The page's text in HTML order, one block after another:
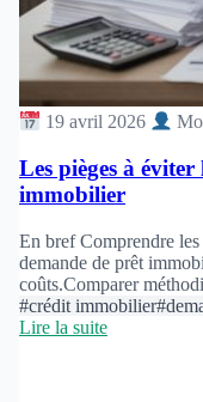
19 avril 2026
Les pièges à
immobilier
En bref Comprendre les
demande de prêt
coûts.Comparer
#crédit immobilier
Lire la suite